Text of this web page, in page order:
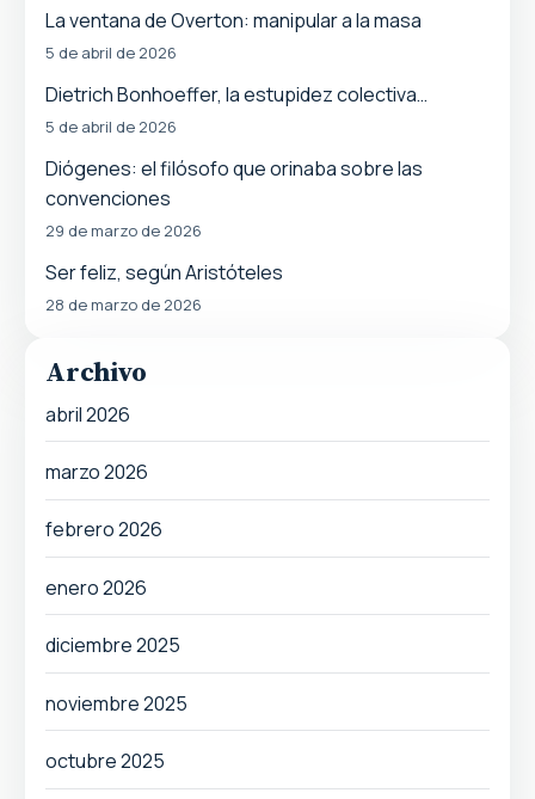
La ventana de Overton: manipular a la masa
5 de abril de 2026
Dietrich Bonhoeffer, la estupidez colectiva…
5 de abril de 2026
Diógenes: el filósofo que orinaba sobre las
convenciones
29 de marzo de 2026
Ser feliz, según Aristóteles
28 de marzo de 2026
Archivo
abril 2026
marzo 2026
febrero 2026
enero 2026
diciembre 2025
noviembre 2025
octubre 2025